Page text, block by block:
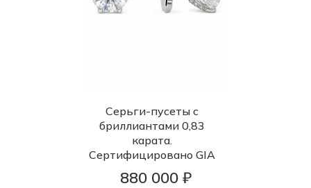
Серьги-пусеты с
бриллиантами 0,83
карата.
Сертифицировано GIA
880 000 ₽